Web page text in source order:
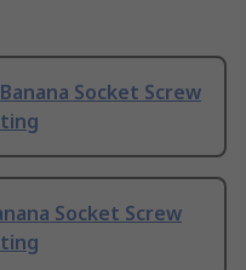
Socket Screw
Socket Screw